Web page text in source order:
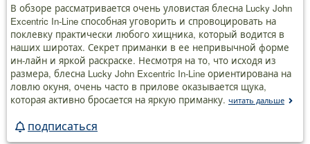
В обзоре рассматривается очень уловистая блесна Lucky John
Excentric In-Line способная уговорить и спровоцировать на
поклевку практически любого хищника, который водится в
наших широтах. Секрет приманки в ее непривычной форме
ин-лайн и яркой раскраске. Несмотря на то, что исходя из
размера, блесна Lucky John Excentric In-Line ориентирована на
ловлю окуня, очень часто в прилове оказывается щука,
которая активно бросается на яркую приманку. читать дальше
подписаться